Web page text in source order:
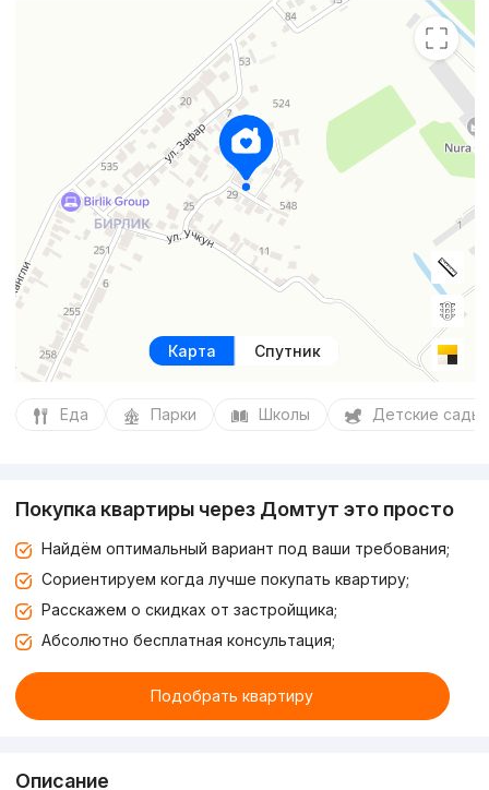
Карта Спутник
Еда Парки Школы Детские сады
Покупка квартиры через Домтут это просто
Найдём оптимальный вариант под ваши требования;
Сориентируем когда лучше покупать квартиру;
Расскажем о скидках от застройщика;
Абсолютно бесплатная консультация;
Подобрать квартиру
Описание